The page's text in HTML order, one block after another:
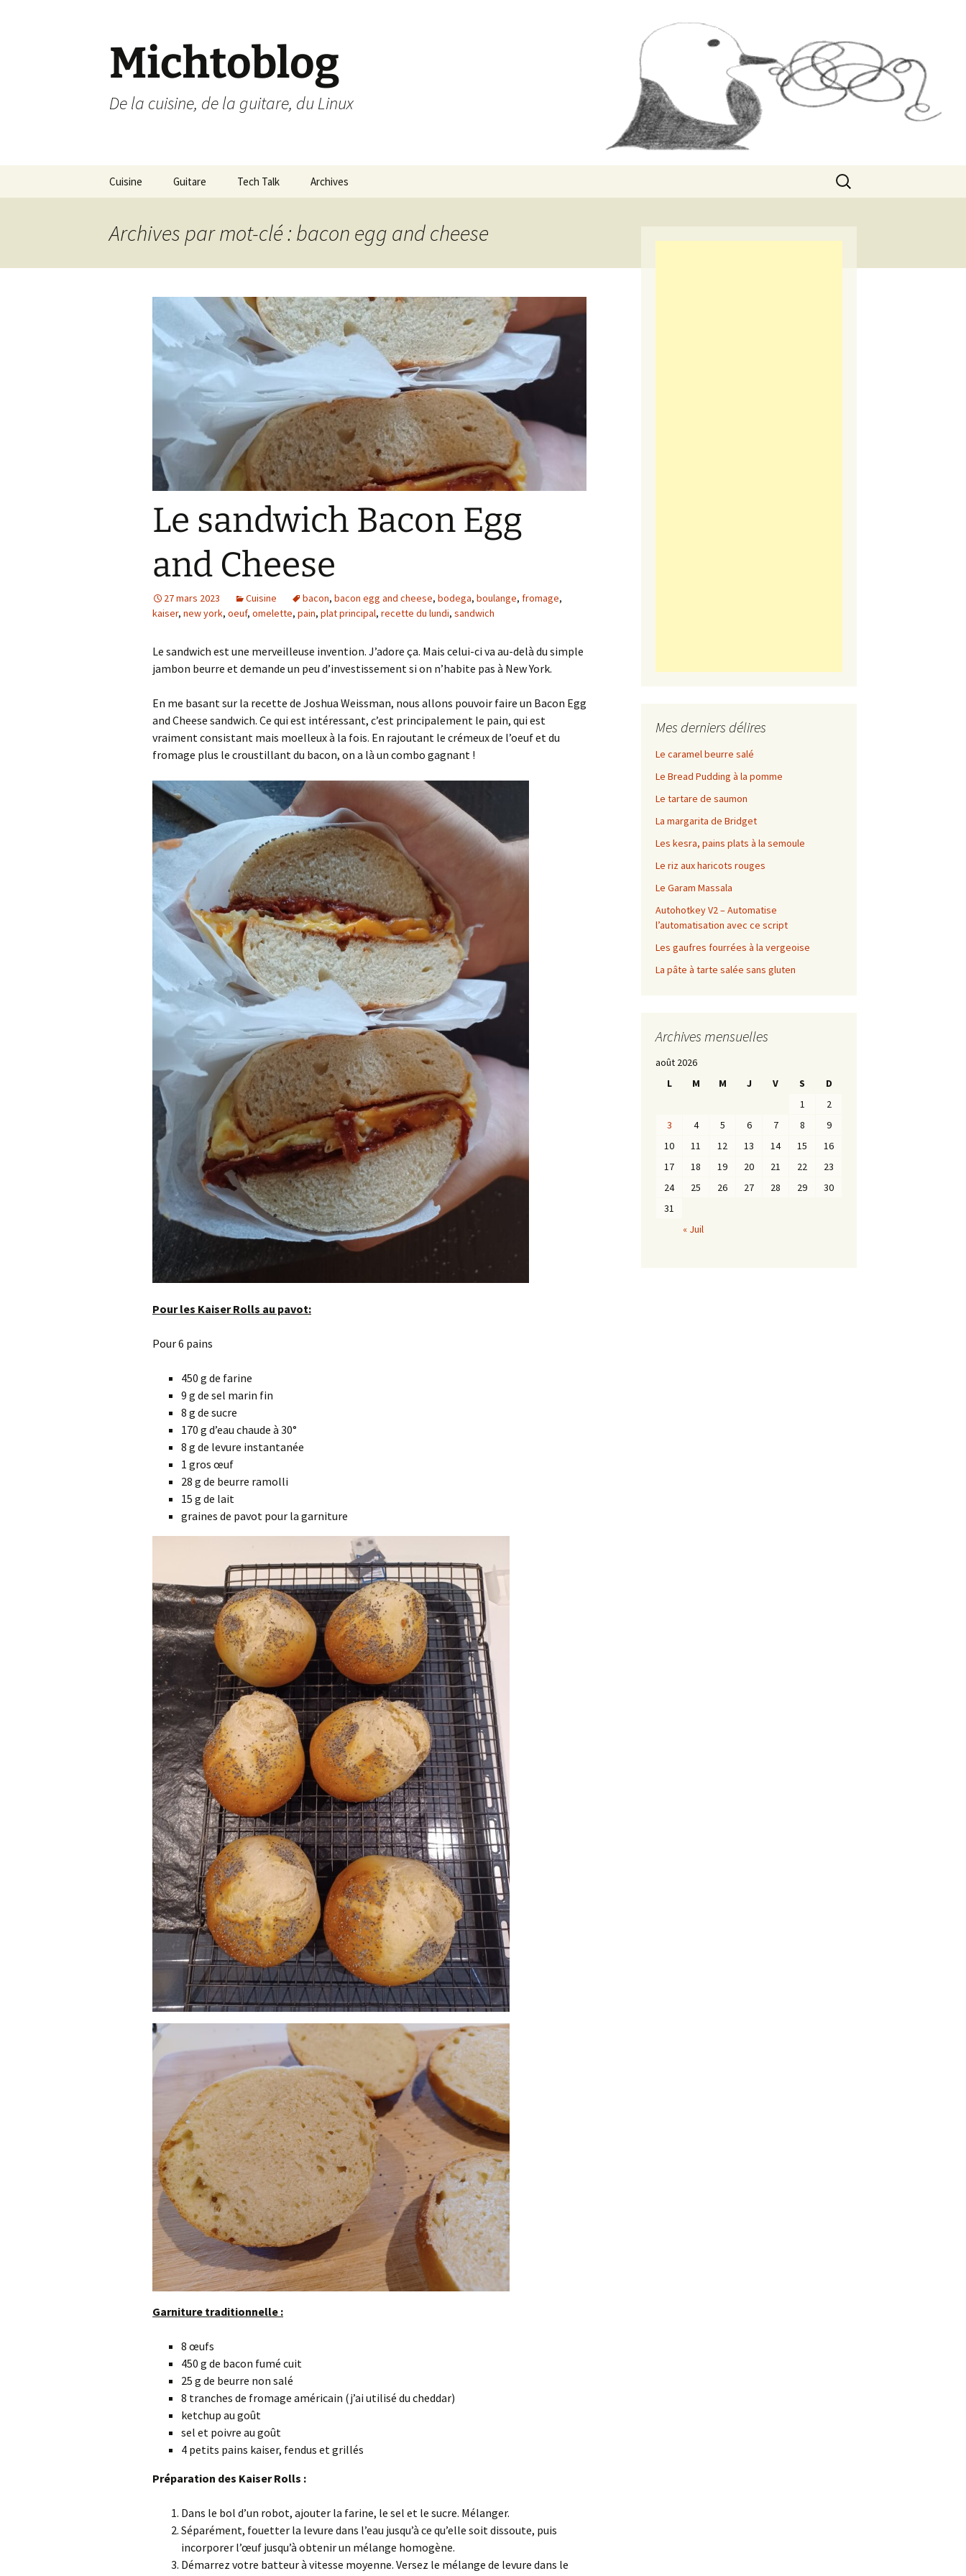
Michtoblog
De la cuisine, de la guitare, du Linux
Cuisine
catégories
Guitare
Enregistrements
Tech Talk Archives
Rechercher :
Archives par mot-clé : bacon egg and cheese
Le sandwich Bacon Egg
and Cheese
27 mars 2023 Cuisine bacon, bacon egg and cheese, bodega, boulange, fromage,
kaiser, new york, oeuf, omelette, pain, plat principal, recette du lundi, sandwich
Le sandwich est une merveilleuse invention. J’adore ça. Mais celui-ci va au-delà du simple
jambon beurre et demande un peu d’investissement si on n’habite pas à New York.
En me basant sur la recette de Joshua Weissman, nous allons pouvoir faire un Bacon Egg
and Cheese sandwich. Ce qui est intéressant, c’est principalement le pain, qui est
vraiment consistant mais moelleux à la fois. En rajoutant le crémeux de l’oeuf et du
fromage plus le croustillant du bacon, on a là un combo gagnant !
Pour les Kaiser Rolls au pavot:
Pour 6 pains
450 g de farine
9 g de sel marin fin
8 g de sucre
170 g d’eau chaude à 30°
8 g de levure instantanée
1 gros œuf
28 g de beurre ramolli
15 g de lait
graines de pavot pour la garniture
Garniture traditionnelle :
8 œufs
450 g de bacon fumé cuit
25 g de beurre non salé
8 tranches de fromage américain (j’ai utilisé du cheddar)
ketchup au goût
sel et poivre au goût
4 petits pains kaiser, fendus et grillés
Préparation des Kaiser Rolls :
Dans le bol d’un robot, ajouter la farine, le sel et le sucre. Mélanger.
Séparément, fouetter la levure dans l’eau jusqu’à ce qu’elle soit dissoute, puis
incorporer l’œuf jusqu’à obtenir un mélange homogène.
Démarrez votre batteur à vitesse moyenne. Versez le mélange de levure dans le
Mes derniers délires
Le caramel beurre salé
Le Bread Pudding à la pomme
Le tartare de saumon
La margarita de Bridget
Les kesra, pains plats à la semoule
Le riz aux haricots rouges
Le Garam Massala
Autohotkey V2 – Automatise
l’automatisation avec ce script
Les gaufres fourrées à la vergeoise
La pâte à tarte salée sans gluten
Archives mensuelles
août 2026
L
M M J V S
D
1
2
3
4 5 6 7 8
9
10
11 12 13 14 15
16
17
18 19 20 21 22
23
24
25 26 27 28 29
30
31
« Juil